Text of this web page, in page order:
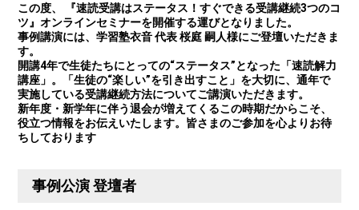
この度、 『速読受講はステータス！すぐできる受講継続3つのコ
ツ』オンラインセミナーを開催する運びとなりました。
事例講演には、学習塾衣音 代表 桜庭 嗣人様にご登壇いただきま
す。
開講4年で生徒たちにとっての“ステータス”となった「速読解力
講座」。「生徒の“楽しい”を引き出すこと」を大切に、通年で
実施している受講継続方法についてご講演いただきます。
新年度・新学年に伴う退会が増えてくるこの時期だからこそ、
役立つ情報をお伝えいたします。皆さまのご参加を心よりお待
ちしております
事例公演 登壇者